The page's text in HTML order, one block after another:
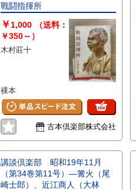
戰鬪指揮所
￥ 1,000
（送料：
￥350～）
木村莊十
裸本
古本倶楽部株式会社
講談倶楽部 昭和19年11月
（第34巻第11号）―篝火（尾
崎士郎）、近江商人（大林